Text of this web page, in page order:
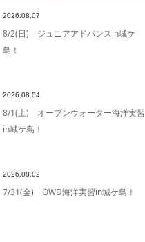
2026.08.07
8/2(日) ジュニアアドバンスin城ケ
島！
2026.08.04
8/1(土) オープンウォーター海洋実習
in城ケ島！
2026.08.02
7/31(金) OWD海洋実習in城ケ島！